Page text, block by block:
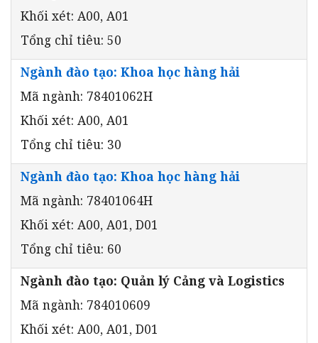
Khối xét: A00, A01
Tổng chỉ tiêu: 50
Ngành đào tạo: Khoa học hàng hải
Mã ngành: 78401062H
Khối xét: A00, A01
Tổng chỉ tiêu: 30
Ngành đào tạo: Khoa học hàng hải
Mã ngành: 78401064H
Khối xét: A00, A01, D01
Tổng chỉ tiêu: 60
Ngành đào tạo: Quản lý Cảng và Logistics
Mã ngành: 784010609
Khối xét: A00, A01, D01